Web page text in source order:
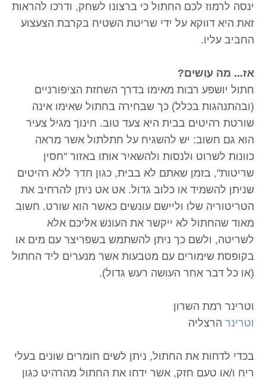
ינסה לרמוז לכם החתול כי ברצונו לשחק, ודרכו להראות
זאת היא דווקא על ידי שריטת השטיח בקרבת הצעצוע
החביב עליו.
אז... מה עושים?
חתול יושפע רבות מאימו בדרך השחזת הציפורניים
(ובהתנהגות בכלל) כך שבחירה בחתול שאימו אינה
שורטת רהיטים בבית היא צעד טוב. חינוך מגיל צעיר
הוא גם חשוב: יש להשגיח על חתלתול אשר מראה
כוונות לשרוט ולנסות ולהשאיר אותו באזור "חסין
שריטות", בזמן שאתם לא בבית, כגון חדר ללא רהיטים
שניתן להשמיד או כלוב גדול. אט אט ניתן להרחיב את
הטריטוריה שלו וליישם עונשים כאשר הוא שורט. חשוב
מאוד שהחתול לא ייקשר את העונש אליכם אלא
לשריטה, ולשם כך ניתן להשתמש בשפריצר עם מים או
בקופסת שימורים עם מטבעות אשר מנערים ליד החתול
(או כל דבר אחר העושה רעש גדול).
וטרינר רמת השרון
וטרינר הרצליה
בכדי לדחות את החתול, ניתן לשים חומרים שונים בעלי
ריח ו/או טעם חזק, אשר ידחו את החתול מהרהיט כגון